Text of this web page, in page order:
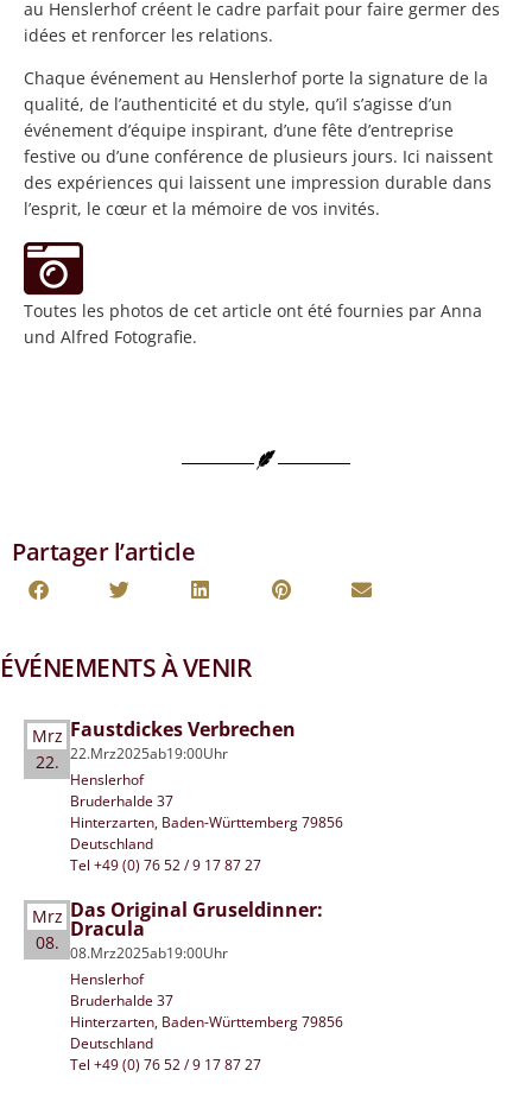
ÉVÉNEMENTS À VENIR
Mrz
22.
Faustdickes Verbrechen
22.Mrz2025ab19:00Uhr
Henslerhof
Bruderhalde 37
Hinterzarten, Baden-Württemberg 79856
Deutschland
Tel +49 (0) 76 52 / 9 17 87 27
Mrz
08.
Das Original Gruseldinner:
Dracula
08.Mrz2025ab19:00Uhr
Henslerhof
Bruderhalde 37
Hinterzarten, Baden-Württemberg 79856
Deutschland
Tel +49 (0) 76 52 / 9 17 87 27
au Henslerhof créent le cadre parfait pour faire germer des
idées et renforcer les relations.
Chaque événement au Henslerhof porte la signature de la
qualité, de l’authenticité et du style, qu’il s’agisse d’un
événement d’équipe inspirant, d’une fête d’entreprise
festive ou d’une conférence de plusieurs jours. Ici naissent
des expériences qui laissent une impression durable dans
l’esprit, le cœur et la mémoire de vos invités.
Toutes les photos de cet article ont été fournies par Anna
und Alfred Fotografie.
Partager l’article